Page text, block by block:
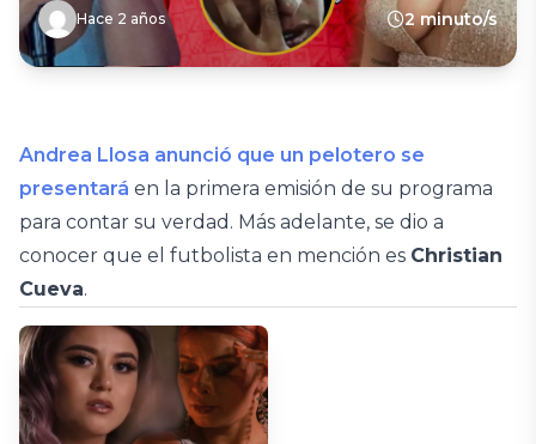
Hace 2 años 2 minuto/s
Andrea Llosa anunció que un pelotero se
presentará en la primera emisión de su programa
para contar su verdad. Más adelante, se dio a
conocer que el futbolista en mención es Christian
Cueva.